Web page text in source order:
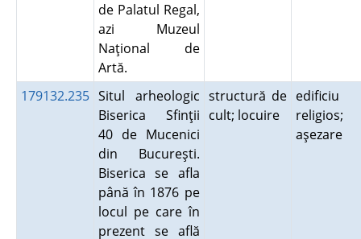
de Palatul Regal,
azi Muzeul
Naţional de
Artă.
179132.235 Situl arheologic
Biserica Sfinţii
40 de Mucenici
din Bucureşti.
Biserica se afla
până în 1876 pe
locul pe care în
prezent se află
structură de
cult; locuire
edificiu
religios;
aşezare